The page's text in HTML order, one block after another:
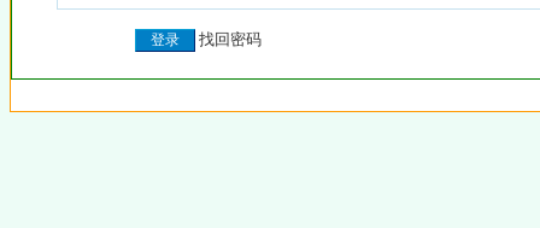
找回密码